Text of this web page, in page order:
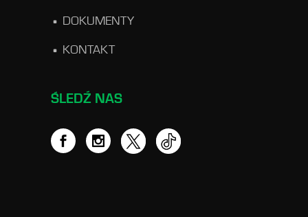
DOKUMENTY
KONTAKT
ŚLEDŹ NAS